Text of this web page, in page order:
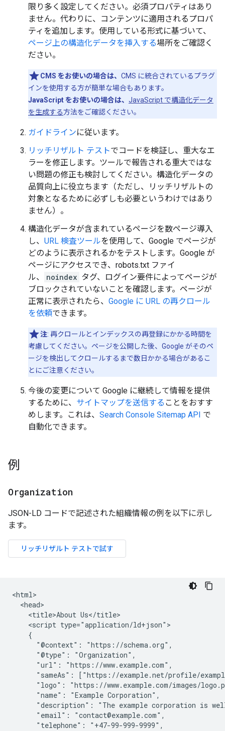
限り多く設定してください。必須プロパティはあり
ません。代わりに、コンテンツに適用されるプロパ
ティを追加します。使用している形式に基づいて、
ページ上の構造化データを挿入する場所をご確認く
ださい。
CMS をお使いの場合は、 CMS に統合されているプラグ
インを使用する方が簡単な場合もあります。
JavaScript をお使いの場合は、 JavaScript で構造化データ
を生成する方法をご確認ください。
ガイドラインに従います。
リッチリザルト テストでコードを検証し、重大なエ
ラーを修正します。ツールで報告される重大ではな
い問題の修正も検討してください。構造化データの
品質向上に役立ちます（ただし、リッチリザルトの
対象となるために必ずしも必要というわけではあり
ません）。
構造化データが含まれているページを数ページ導入
し、 URL 検査ツールを使用して、Google でページが
どのように表示されるかをテストします。Google が
ページにアクセスでき、robots.txt ファイ
ル、
noindex タグ、ログイン要件によってページが
ブロックされていないことを確認します。ページが
正常に表示されたら、 Google に URL の再クロール
を依頼できます。
注: 再クロールとインデックスの再登録にかかる時間を
考慮してください。ページを公開した後、Google がそのペ
ージを検出してクロールするまで数日かかる場合があるこ
とにご注意ください。
今後の変更について Google に継続して情報を提供
するために、 サイトマップを送信する ことをおすす
めします。これは、 Search Console Sitemap API で
自動化できます。
例
Organization
JSON-LD コードで記述された組織情報の例を以下に示し
ます。
<html>
  <head>
    <title>About Us</title>
    <script type="application/ld+json">
    {
      "@context": "https://schema.org",
      "@type": "Organization",
      "url": "https://www.example.com",
"sameAs": ["https://example.net/profile/
"logo": "https://www.example.com/images/
      "name": "Example Corporation",
"description": "The example corporation is
      "email": "contact@example.com",
      "telephone": "+47-99-999-9999",